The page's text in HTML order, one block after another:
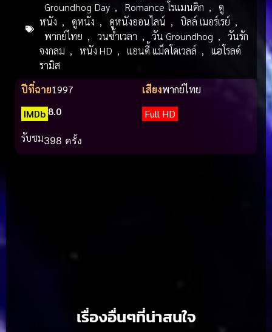
Groundhog Day , Romance โรแมนติก ,
ดู
หนัง , ดูหนัง , ดูหนังออนไลน์ , บิลล์ เมอร์เรย์ ,
พากย์ไทย , วนซ้ำเวลา , วัน Groundhog ,
วันรัก
จงกลม , หนัง HD , แอนดี้ แม็คโดเวลล์ ,
แฮโรลด์
รามิส
ปีที่ฉาย1997 เสียงพากย์ไทย
IMDb 8.0
Full HD
รับชม398 ครั้ง
เรื่องอื่นๆที่น่าสนใจ